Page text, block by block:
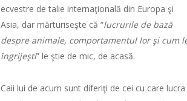
ecvestre de talie internaţională din Europa şi
Asia, dar mărturiseşte că “lucrurile de bază
despre animale, comportamentul lor şi cum
îngrijeşti” le ştie de mic, de acasă.
Caii lui de acum sunt diferiţi de cei cu care lucra